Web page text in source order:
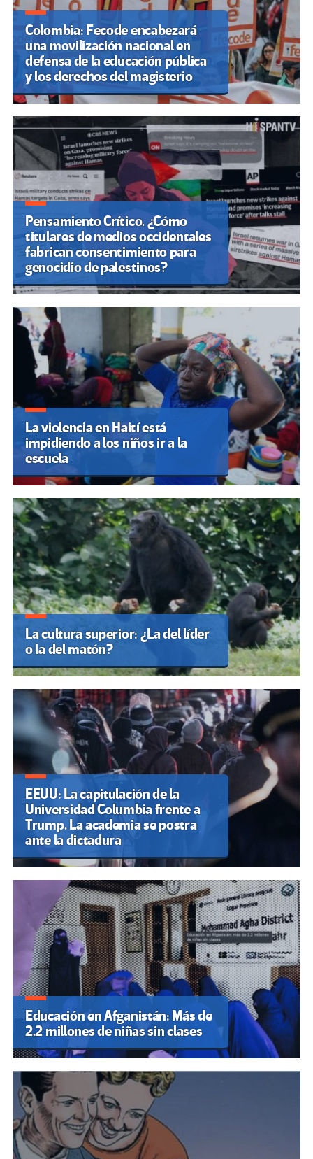
Colombia: Fecode encabezará
una movilización nacional en
defensa de la educación pública
y los derechos del magisterio
Pensamiento Crítico. ¿Cómo
titulares de medios occidentales
fabrican consentimiento para
genocidio de palestinos?
La violencia en Haití está
impidiendo a los niños ir a la
escuela
La cultura superior: ¿La del líder
o la del matón?
EEUU: La capitulación de la
Universidad Columbia frente a
Trump. La academia se postra
ante la dictadura
Educación en Afganistán: Más de
2.2 millones de niñas sin clases